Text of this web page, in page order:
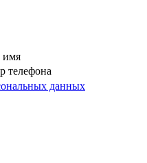
имя
телефона
данных